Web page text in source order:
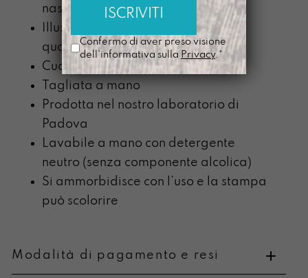
nastro nero lunga 140cm
Illustrazione stampata in
quadricromia con plotter digitale
Cucita con un filo grigio matita
Tagliata a mano
Prodotta nel nostro laboratorio di
Padova
Lavabile a mano con detergente
neutro (senza componente alcolica)
Si ammorbidisce con l’uso e la stampa
può scolorire
Modalità di pagamento e resi
Confermo di aver preso visione
dell'informativa sulla Privacy.*